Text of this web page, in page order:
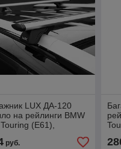
LUX ДА-120
на рейлинги BMW
(E61),
руб.